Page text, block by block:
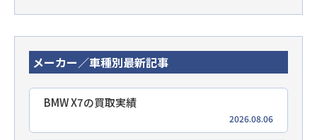
メーカー／車種別最新記事
BMW X7の買取実績
2026.08.06